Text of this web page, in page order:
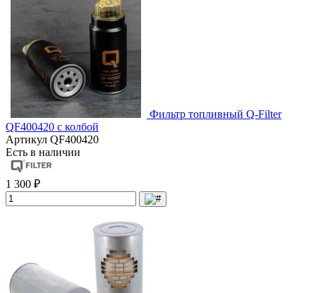
Фильтр топливный Q-Filter
QF400420 с колбой
Артикул QF400420
Есть в наличии
1 300 ₽